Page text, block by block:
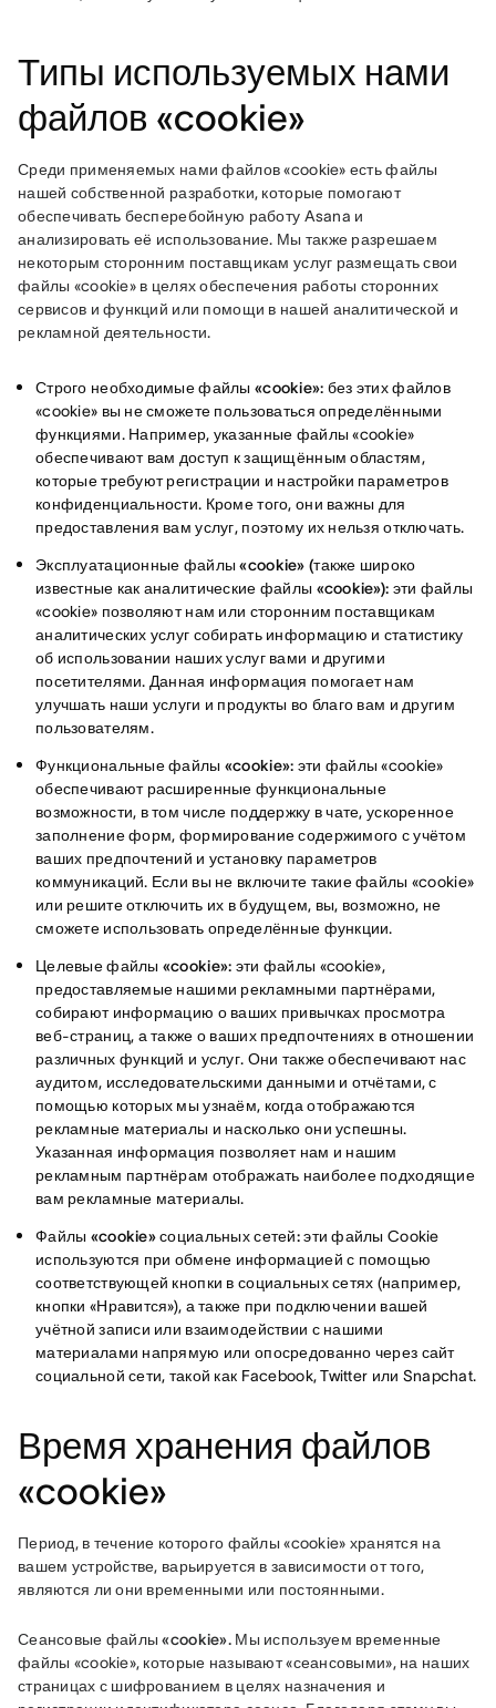
Типы используемых нами
файлов «cookie»
Среди применяемых нами файлов «cookie» есть файлы
нашей собственной разработки, которые помогают
обеспечивать бесперебойную работу Asana и
анализировать её использование. Мы также разрешаем
некоторым сторонним поставщикам услуг размещать свои
файлы «cookie» в целях обеспечения работы сторонних
сервисов и функций или помощи в нашей аналитической и
рекламной деятельности.
Строго необходимые файлы «cookie»: без этих файлов
«cookie» вы не сможете пользоваться определёнными
функциями. Например, указанные файлы «cookie»
обеспечивают вам доступ к защищённым областям,
которые требуют регистрации и настройки параметров
конфиденциальности. Кроме того, они важны для
предоставления вам услуг, поэтому их нельзя отключать.
Эксплуатационные файлы «cookie» (также широко
известные как аналитические файлы «cookie»): эти файлы
«cookie» позволяют нам или сторонним поставщикам
аналитических услуг собирать информацию и статистику
об использовании наших услуг вами и другими
посетителями. Данная информация помогает нам
улучшать наши услуги и продукты во благо вам и другим
пользователям.
Функциональные файлы «cookie»: эти файлы «cookie»
обеспечивают расширенные функциональные
возможности, в том числе поддержку в чате, ускоренное
заполнение форм, формирование содержимого с учётом
ваших предпочтений и установку параметров
коммуникаций. Если вы не включите такие файлы «cookie»
или решите отключить их в будущем, вы, возможно, не
сможете использовать определённые функции.
Целевые файлы «cookie»: эти файлы «cookie»,
предоставляемые нашими рекламными партнёрами,
собирают информацию о ваших привычках просмотра
веб-страниц, а также о ваших предпочтениях в отношении
различных функций и услуг. Они также обеспечивают нас
аудитом, исследовательскими данными и отчётами, с
помощью которых мы узнаём, когда отображаются
рекламные материалы и насколько они успешны.
Указанная информация позволяет нам и нашим
рекламным партнёрам отображать наиболее подходящие
вам рекламные материалы.
Файлы «cookie» социальных сетей:эти файлы Cookie
используются при обмене информацией с помощью
соответствующей кнопки в социальных сетях (например,
кнопки «Нравится»), а также при подключении вашей
учётной записи или взаимодействии с нашими
материалами напрямую или опосредованно через сайт
социальной сети, такой как Facebook, Twitter или Snapchat.
Время хранения файлов
«cookie»
Период, в течение которого файлы «cookie» хранятся на
вашем устройстве, варьируется в зависимости от того,
являются ли они временными или постоянными.
Сеансовые файлы «cookie». Мы используем временные
файлы «cookie», которые называют «сеансовыми», на наших
страницах с шифрованием в целях назначения и